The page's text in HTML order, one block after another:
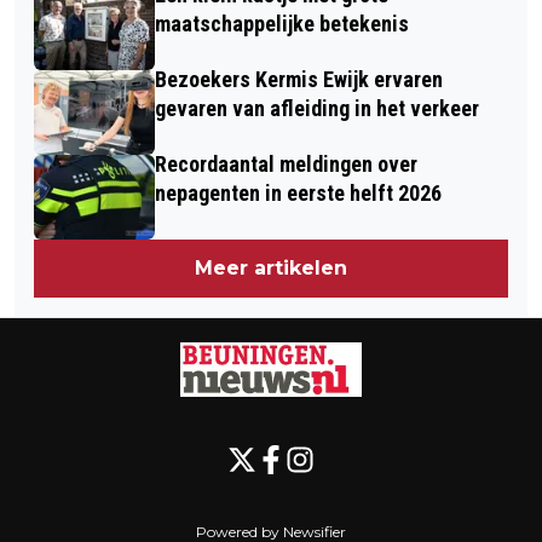
SCHUURBRAND AAN DE ZUIL IN
BEUNINGEN
maatschappelijke betekenis
Bezoekers Kermis Ewijk ervaren
gevaren van afleiding in het verkeer
Recordaantal meldingen over
nepagenten in eerste helft 2026
Meer artikelen
Powered by Newsifier